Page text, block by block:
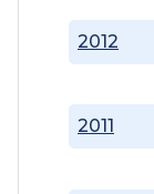
2011
2012